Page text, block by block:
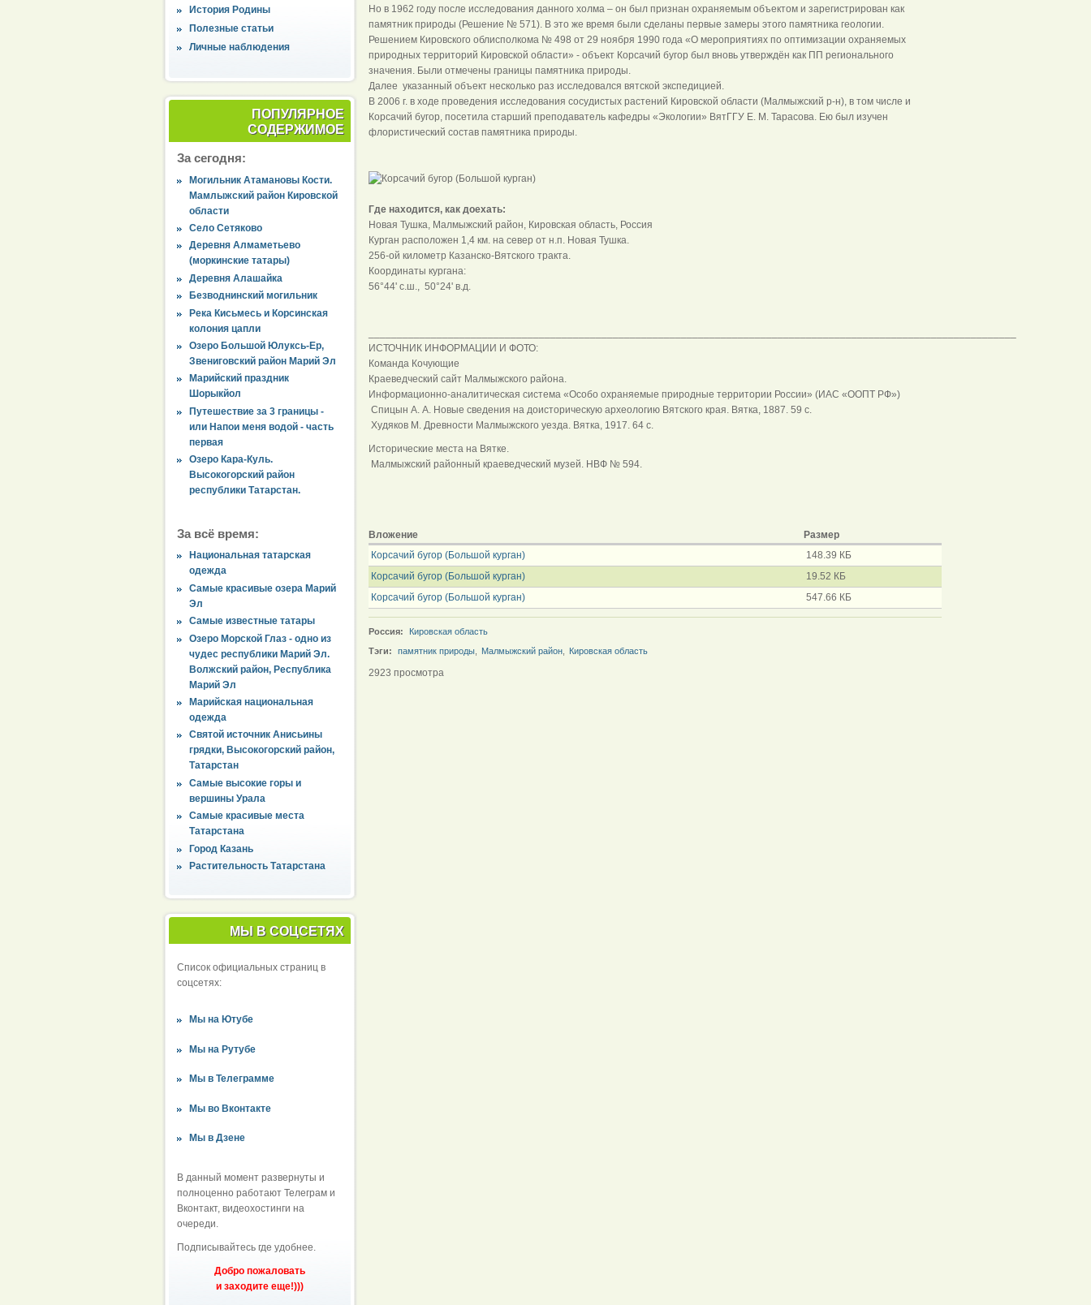
История Родины
Полезные статьи
Личные наблюдения
ПОПУЛЯРНОЕ
СОДЕРЖИМОЕ
За сегодня:
Могильник Атамановы Кости.
Мамлыжский район Кировской
области
Село Сетяково
Деревня Алмаметьево
(моркинские татары)
Деревня Алашайка
Безводнинский могильник
Река Кисьмесь и Корсинская
колония цапли
Озеро Большой Юлуксь-Ер,
Звениговский район Марий Эл
Марийский праздник
Шорыкйол
Путешествие за 3 границы -
или Напои меня водой - часть
первая
Озеро Кара-Куль.
Высокогорский район
республики Татарстан.
За всё время:
Национальная татарская
одежда
Самые красивые озера Марий
Эл
Самые известные татары
Озеро Морской Глаз - одно из
чудес республики Марий Эл.
Волжский район, Республика
Марий Эл
Марийская национальная
одежда
Святой источник Анисьины
грядки, Высокогорский район,
Татарстан
Самые высокие горы и
вершины Урала
Самые красивые места
Татарстана
Город Казань
Растительность Татарстана
МЫ В СОЦСЕТЯХ
Список официальных страниц в
соцсетях:
Мы на Ютубе
Мы на Рутубе
Мы в Телеграмме
Мы во Вконтакте
Мы в Дзене
В данный момент развернуты и
полноценно работают Телеграм и
Вконтакт, видеохостинги на
очереди.
Подписывайтесь где удобнее.
Добро пожаловать
и заходите еще!)))
Но в 1962 году после исследования данного холма – он был признан охраняемым объектом и зарегистрирован как
памятник природы (Решение № 571). В это же время были сделаны первые замеры этого памятника геологии.
Решением Кировского облисполкома № 498 от 29 ноября 1990 года «О мероприятиях по оптимизации охраняемых
природных территорий Кировской области» - объект Корсачий бугор был вновь утверждён как ПП регионального
значения. Были отмечены границы памятника природы.
Далее указанный объект несколько раз исследовался вятской экспедицией.
В 2006 г. в ходе проведения исследования сосудистых растений Кировской области (Малмыжский р-н), в том числе и
Корсачий бугор, посетила старший преподаватель кафедры «Экологии» ВятГГУ Е. М. Тарасова. Ею был изучен
флористический состав памятника природы.
Где находится, как доехать:
Новая Тушка, Малмыжский район, Кировская область, Россия
Курган расположен 1,4 км. на север от н.п. Новая Тушка.
256-ой километр Казанско-Вятского тракта.
Координаты кургана:
56°44' с.ш., 50°24' в.д.
ИСТОЧНИК ИНФОРМАЦИИ И ФОТО:
Команда Кочующие
Краеведческий сайт Малмыжского района.
Информационно-аналитическая система «Особо охраняемые природные территории России» (ИАС «ООПТ РФ»)
Спицын А. А. Новые сведения на доисторическую археологию Вятского края. Вятка, 1887. 59 с.
Худяков М. Древности Малмыжского уезда. Вятка, 1917. 64 с.
Исторические места на Вятке.
Малмыжский районный краеведческий музей. НВФ № 594.
Вложение
Размер
Корсачий бугор (Большой курган)
148.39 КБ
Корсачий бугор (Большой курган)
19.52 КБ
Корсачий бугор (Большой курган)
547.66 КБ
Россия:
Кировская область
Тэги:
памятник природы, Малмыжский район, Кировская область
2923 просмотра